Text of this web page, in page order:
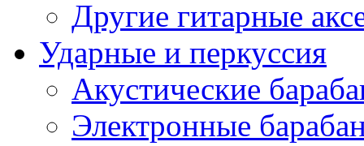
Другие гитарные
Ударные и перкуссия
Акустические
Электронные